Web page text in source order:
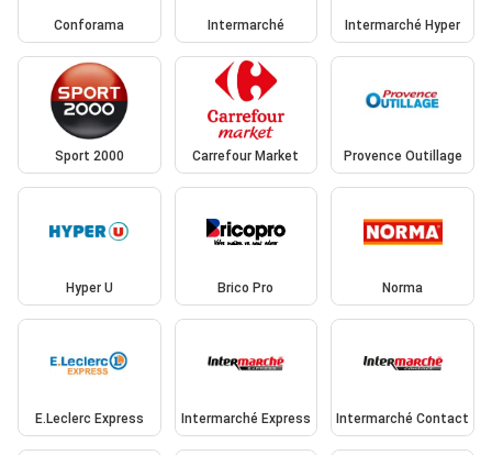
Conforama Intermarché Intermarché Hyper
Sport 2000 Carrefour Market Provence Outillage
Hyper U Brico Pro Norma
E.Leclerc Express Intermarché Express Intermarché Contact